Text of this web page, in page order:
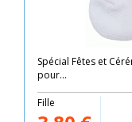
Spécial Fêtes et
pour...
Fille